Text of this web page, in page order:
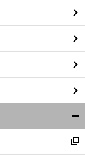
閉
新
し